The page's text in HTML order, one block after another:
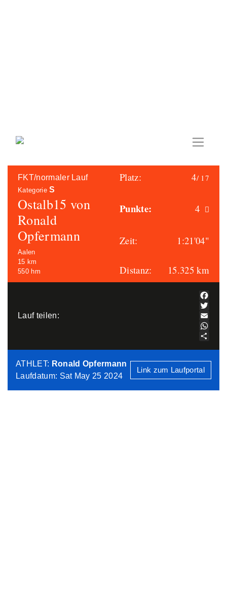
Skip
FKT/normaler Lauf
Kategorie S
Ostalb15 von
Ronald
Opfermann
Aalen
15 km
550 hm
Platz: 4/ 17
Punkte: 4
Zeit: 1:21'04"
Distanz: 15.325 km
Lauf teilen:
Twitter
Email
ATHLET: Ronald Opfermann
Laufdatum: Sat May 25 2024
Link zum Laufportal